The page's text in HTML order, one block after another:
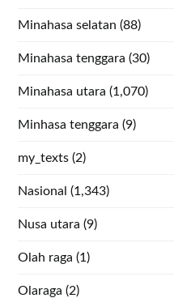
Minahasa selatan (88)
Minahasa tenggara (30)
Minahasa utara (1,070)
Minhasa tenggara (9)
my_texts (2)
Nasional (1,343)
Nusa utara (9)
Olah raga (1)
Olaraga (2)